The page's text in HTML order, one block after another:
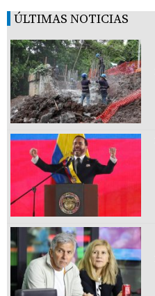
ÚLTIMAS NOTICIAS